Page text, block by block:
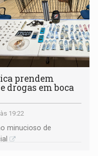
prendem
drogas em boca
19:22
minucioso de